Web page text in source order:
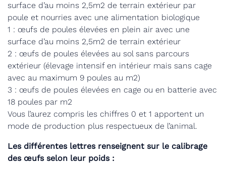
surface d’au moins 2,5m2 de terrain extérieur par
poule et nourries avec une alimentation biologique
1 : œufs de poules élevées en plein air avec une
surface d’au moins 2,5m2 de terrain extérieur
2 : œufs de poules élevées au sol sans parcours
extérieur (élevage intensif en intérieur mais sans cage
avec au maximum 9 poules au m2)
3 : œufs de poules élevées en cage ou en batterie avec
18 poules par m2
Vous l’aurez compris les chiffres 0 et 1 apportent un
mode de production plus respectueux de l’animal.
Les différentes lettres renseignent sur le calibrage
des œufs selon leur poids :